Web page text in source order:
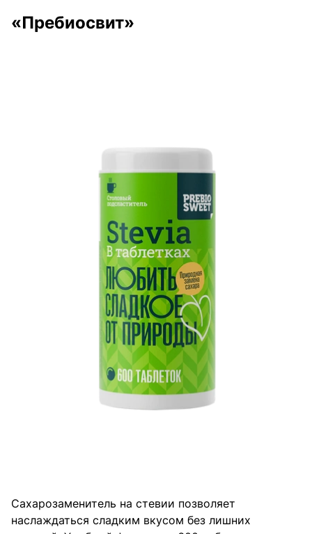
«Пребиосвит»
Сахарозаменитель на стевии позволяет
наслаждаться сладким вкусом без лишних